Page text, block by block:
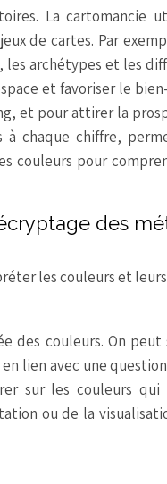
La cartomancie
de cartes. Par
archétypes et les
et favoriser le
et pour attirer la
à chaque chiffre,
couleurs pour
des
les couleurs et
des couleurs. On
lien avec une
sur les couleurs
ou de la